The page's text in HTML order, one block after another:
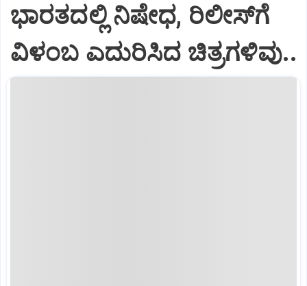
ಭಾರತದಲ್ಲಿ ನಿಷೇಧ, ರಿಲೀಸ್‌ಗೆ
ವಿಳಂಬ ಎದುರಿಸಿದ ಚಿತ್ರಗಳಿವು..